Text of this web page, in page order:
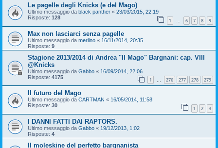
Le pagelle degli Knicks (e del Mago)
Ultimo messaggio da black panther « 23/03/2015, 22:19
Risposte: 128 1 … 6 7 8 9
Max non lasciarci senza pagelle
Ultimo messaggio da merlino « 16/11/2014, 20:35
Risposte: 9
Stagione 2013/2014 di Andrea "Il Mago" Bargnani: cap. VIII
@Knicks
Ultimo messaggio da Gabbo « 16/09/2014, 22:06
Risposte: 4175 1 276 277 278 279
Il futuro del Mago
Ultimo messaggio da CARTMAN « 16/05/2014, 11:58
Risposte: 30 1 2 3
I DANNI FATTI DAI RAPTORS.
Ultimo messaggio da Gabbo « 19/12/2013, 1:02
Risposte: 4
Il moleskine del perfetto bargnanista